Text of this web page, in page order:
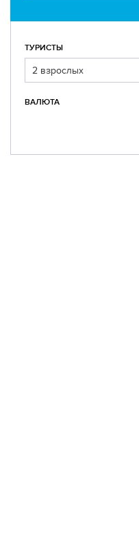
ТУРИСТЫ
ВАЛЮТА